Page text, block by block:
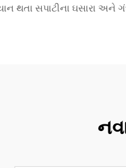
થતા સપાટીના ઘસારા